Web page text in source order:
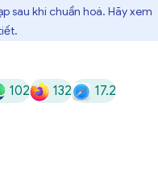
sau khi chuẩn hoá. Hãy xem
102 132 17.2